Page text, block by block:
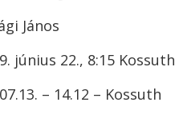
János
június 22., 8:15 Kossuth
– 14.12 – Kossuth